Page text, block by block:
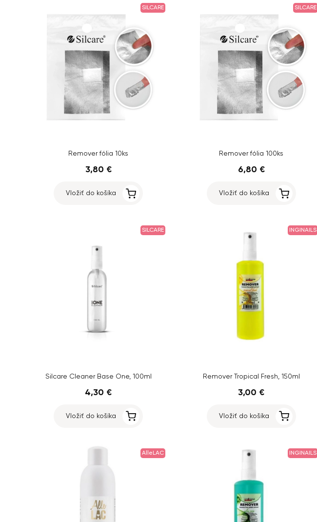
SILCARE
Remover fólia 10ks
3,80 €
Vložiť do košíka
SILCARE
Remover fólia 100ks
6,80 €
Vložiť do košíka
SILCARE
Silcare Cleaner Base One, 100ml
4,30 €
Vložiť do košíka
INGINAILS
Remover Tropical Fresh, 150ml
3,00 €
Vložiť do košíka
AlleLAC INGINAILS